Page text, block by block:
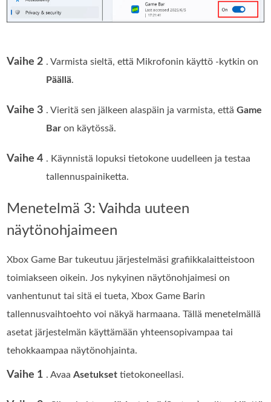
Vaihe 2 . Varmista sieltä, että Mikrofonin käyttö -kytkin on
Päällä.
Vaihe 3 . Vieritä sen jälkeen alaspäin ja varmista, ettäGame
Bar on käytössä.
Vaihe 4 . Käynnistä lopuksi tietokone uudelleen ja testaa
tallennuspainiketta.
Menetelmä 3: Vaihda uuteen
näytönohjaimeen
Xbox Game Bar tukeutuu järjestelmäsi grafiikkalaitteistoon
toimiakseen oikein. Jos nykyinen näytönohjaimesi on
vanhentunut tai sitä ei tueta, Xbox Game Barin
tallennusvaihtoehto voi näkyä harmaana. Tällä menetelmällä
asetat järjestelmän käyttämään yhteensopivampaa tai
tehokkaampaa näytönohjainta.
Vaihe 1 . AvaaAsetukset tietokoneellasi.